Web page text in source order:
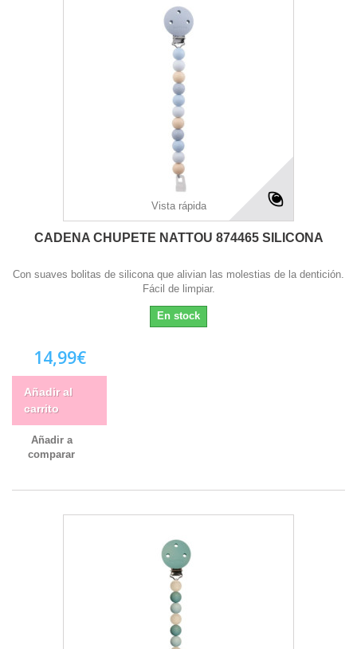
Vista rápida
CADENA CHUPETE NATTOU 874465 SILICONA
Con suaves bolitas de silicona que alivian las molestias de la dentición.
Fácil de limpiar.
En stock
14,99€
Añadir al
carrito
Añadir a
comparar